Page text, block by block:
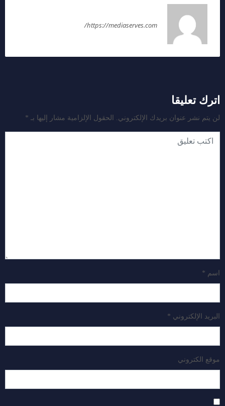
https://mediaserves.com/
اترك تعليقا
لن يتم نشر عنوان بريدك الإلكتروني. الحقول الإلزامية مشار إليها بـ *
اسم *
البريد الإلكتروني *
موقع الكتروني